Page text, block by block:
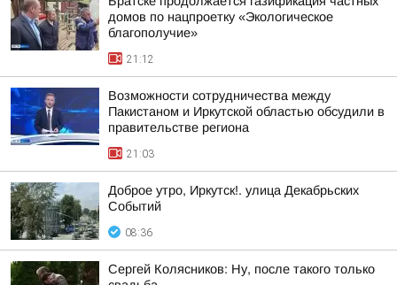
домов по нацпроетку «Экологическое
благополучие»
21:12
Возможности сотрудничества между
Пакистаном и Иркутской областью обсудили в
правительстве региона
21:03
Доброе утро, Иркутск!. улица Декабрьских
Событий
08:36
Сергей Колясников: Ну, после такого только